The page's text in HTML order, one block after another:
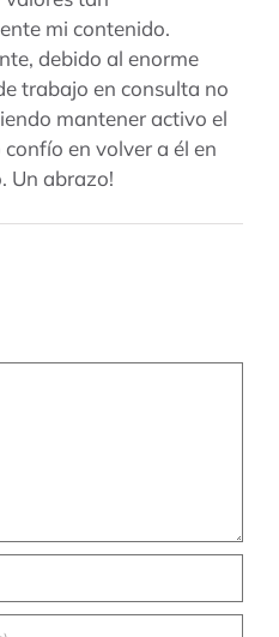
mi contenido.
debido al enorme
trabajo en consulta no
mantener activo el
confío en volver a él en
Un abrazo!